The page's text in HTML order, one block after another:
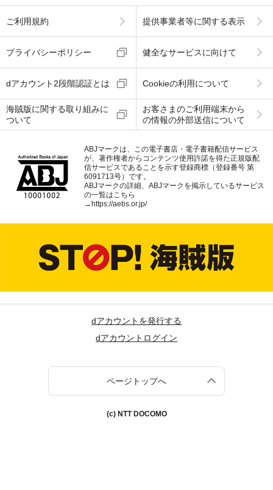
ご利用規約 提供事業者等に関する表示
プライバシーポリシー 健全なサービスに向けて
dアカウント2段階認証とは Cookieの利用について
海賊版に関する取り組みに
ついて
お客さまのご利用端末から
の情報の外部送信について
ABJマークは、この電子書店・電子書籍配信サービス
が、著作権者からコンテンツ使用許諾を得た正規版配
信サービスであることを示す登録商標（登録番号 第
6091713号）です。
ABJマークの詳細、ABJマークを掲示しているサービス
の一覧はこちら
→https://aebs.or.jp/
dアカウントを発行する
dアカウントログイン
ページトップへ
(c) NTT DOCOMO